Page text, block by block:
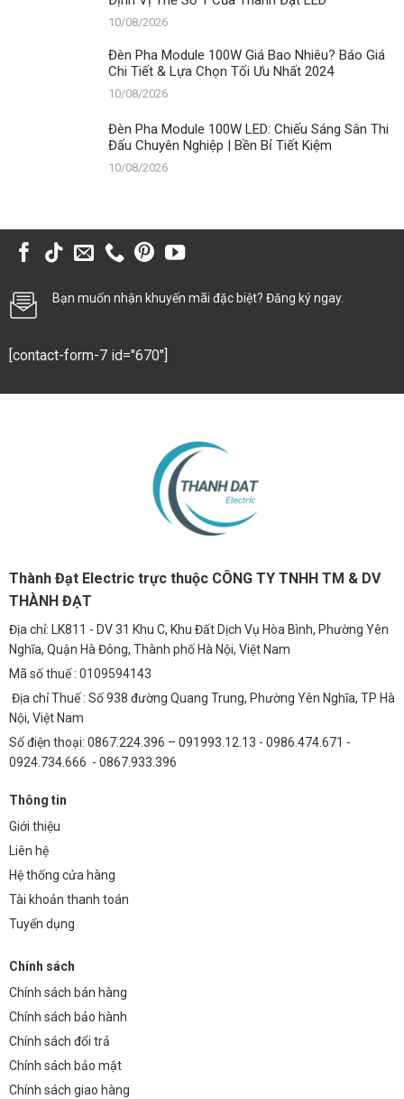
10/08/2026
Đèn Pha Module 100W Giá Bao Nhiêu? Báo Giá
Chi Tiết & Lựa Chọn Tối Ưu Nhất 2024
10/08/2026
Đèn Pha Module 100W LED: Chiếu Sáng Sân Thi
Đấu Chuyên Nghiệp | Bền Bỉ Tiết Kiệm
10/08/2026
Bạn muốn nhận khuyến mãi đặc biệt? Đăng ký ngay.
[contact-form-7 id="670"]
Thành Đạt Electric trực thuộc CÔNG TY TNHH TM & DV
THÀNH ĐẠT
Địa chỉ: LK811 - DV 31 Khu C, Khu Đất Dịch Vụ Hòa Bình, Phường Yên
Nghĩa, Quận Hà Đông, Thành phố Hà Nội, Việt Nam
Mã số thuế : 0109594143
Địa chỉ Thuế : Số 938 đường Quang Trung, Phường Yên Nghĩa, TP Hà
Nội, Việt Nam
Số điện thoại: 0867.224.396 – 091993.12.13 - 0986.474.671 -
0924.734.666 - 0867.933.396
Thông tin
Giới thiệu
Liên hệ
Hệ thống cửa hàng
Tài khoản thanh toán
Tuyển dụng
Chính sách
Chính sách bán hàng
Chính sách bảo hành
Chính sách đổi trả
Chính sách bảo mật
Chính sách giao hàng